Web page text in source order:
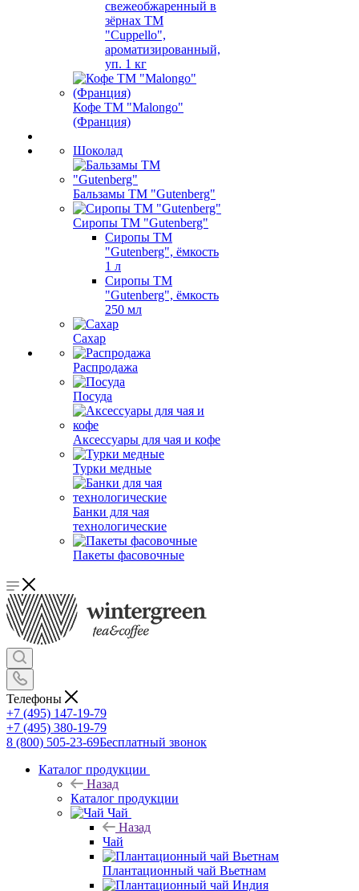
свежеобжаренный в
зёрнах ТМ
"Cuppello",
ароматизированный,
уп. 1 кг
Кофе ТМ "Malongo"
(Франция)
Шоколад
Бальзамы ТМ "Gutenberg"
Сиропы ТМ "Gutenberg"
Сиропы ТМ
"Gutenberg", ёмкость
1 л
Сиропы ТМ
"Gutenberg", ёмкость
250 мл
Сахар
Распродажа
Посуда
Аксессуары для чая и кофе
Турки медные
Банки для чая
технологические
Пакеты фасовочные
Телефоны
+7 (495) 147-19-79
+7 (495) 380-19-79
8 (800) 505-23-69Бесплатный звонок
Каталог продукции
Назад
Каталог продукции
Чай
Назад
Чай
Плантационный чай Вьетнам